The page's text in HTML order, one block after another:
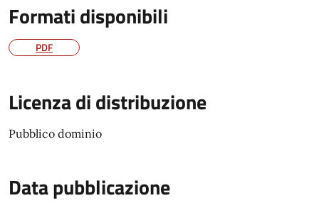
Formati disponibili
PDF
Licenza di distribuzione
Pubblico dominio
Data pubblicazione